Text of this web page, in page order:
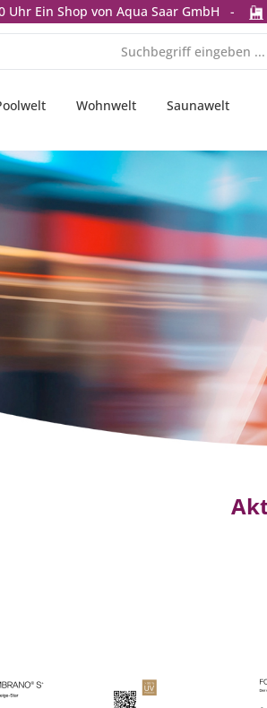
Uhr Ein Shop von Aqua Saar GmbH -
Wohnwelt Saunawelt